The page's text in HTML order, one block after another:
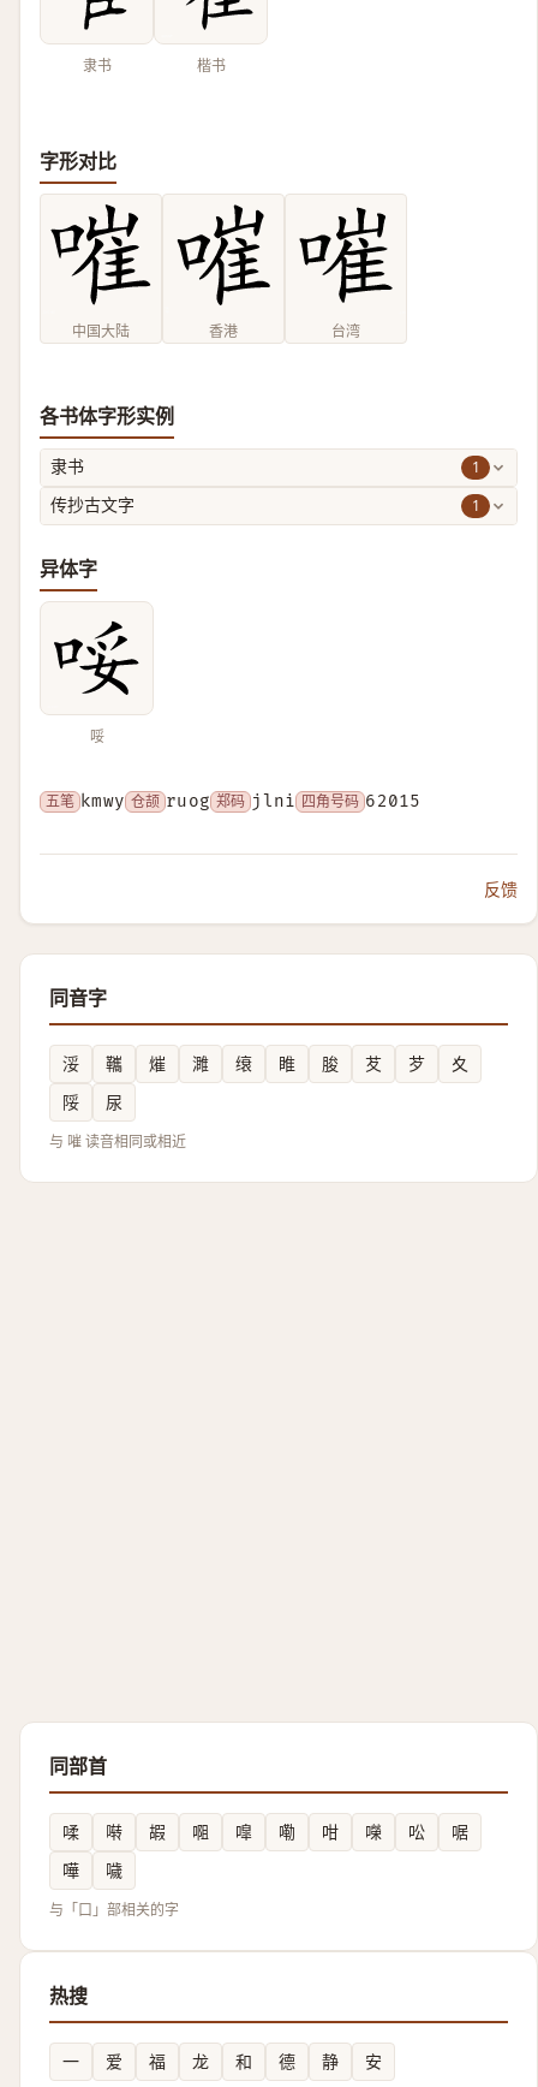
隶书 楷书
字形对比
中国大陆 香港 台湾
各书体字形实例
隶书 1
传抄古文字 1
异体字
哸
五笔 kmwy 仓颉 ruog 郑码 jlni 四角号码 62015
反馈
同音字
浽 䪎 熣 濉 缞 睢 朘 䒘 芕
夊
䧌
尿
与 嗺 读音相同或相近
同部首
㖻 啭 嘏 唨 噑 嘞 咁 㘇 㕬
啹
嘩
噦
与「口」部相关的字
热搜
一 爱 福 龙 和 德 静 安